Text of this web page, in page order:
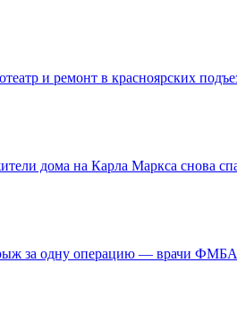
и ремонт в красноярских
дома на Карла Маркса снова
за одну операцию — врачи